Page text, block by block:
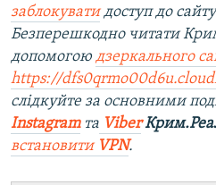
заблокуватидоступ до
Безперешкодно читати
допомогою дзеркального
https://
слідкуйте за основними
Instagramта Viber
встановити VPN.